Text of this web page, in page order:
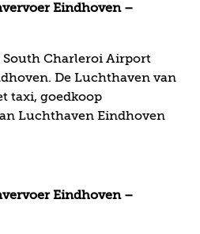
Eindhoven –
South Charleroi Airport
De Luchthaven van
taxi, goedkoop
Luchthaven Eindhoven
Eindhoven –